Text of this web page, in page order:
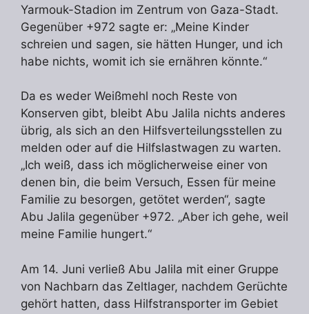
Yarmouk-Stadion im Zentrum von Gaza-Stadt.
Gegenüber +972 sagte er: „Meine Kinder
schreien und sagen, sie hätten Hunger, und ich
habe nichts, womit ich sie ernähren könnte.“
Da es weder Weißmehl noch Reste von
Konserven gibt, bleibt Abu Jalila nichts anderes
übrig, als sich an den Hilfsverteilungsstellen zu
melden oder auf die Hilfslastwagen zu warten.
„Ich weiß, dass ich möglicherweise einer von
denen bin, die beim Versuch, Essen für meine
Familie zu besorgen, getötet werden“, sagte
Abu Jalila gegenüber +972. „Aber ich gehe, weil
meine Familie hungert.“
Am 14. Juni verließ Abu Jalila mit einer Gruppe
von Nachbarn das Zeltlager, nachdem Gerüchte
gehört hatten, dass Hilfstransporter im Gebiet